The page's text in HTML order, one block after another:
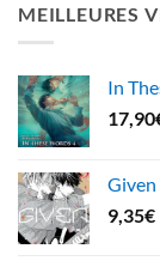
MEILLEURES
In
17,90
Given
9,35€